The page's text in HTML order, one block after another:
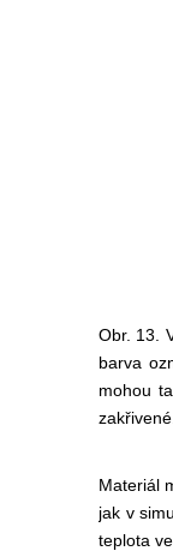
Obr. 13.
barva
mohou
zakřivené.
Materiál
jak v
teplota